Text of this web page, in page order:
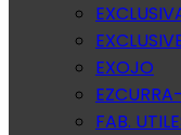
EXOJO
FAB.